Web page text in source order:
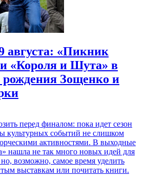
августа: «Пикник
«Короля и Шута» в
рождения Зощенко и
перед финалом: пока идет сезон
культурных событий не слишком
активностями. В выходные
нашла не так много новых идей для
возможно, самое время уделить
выставкам или почитать книги.